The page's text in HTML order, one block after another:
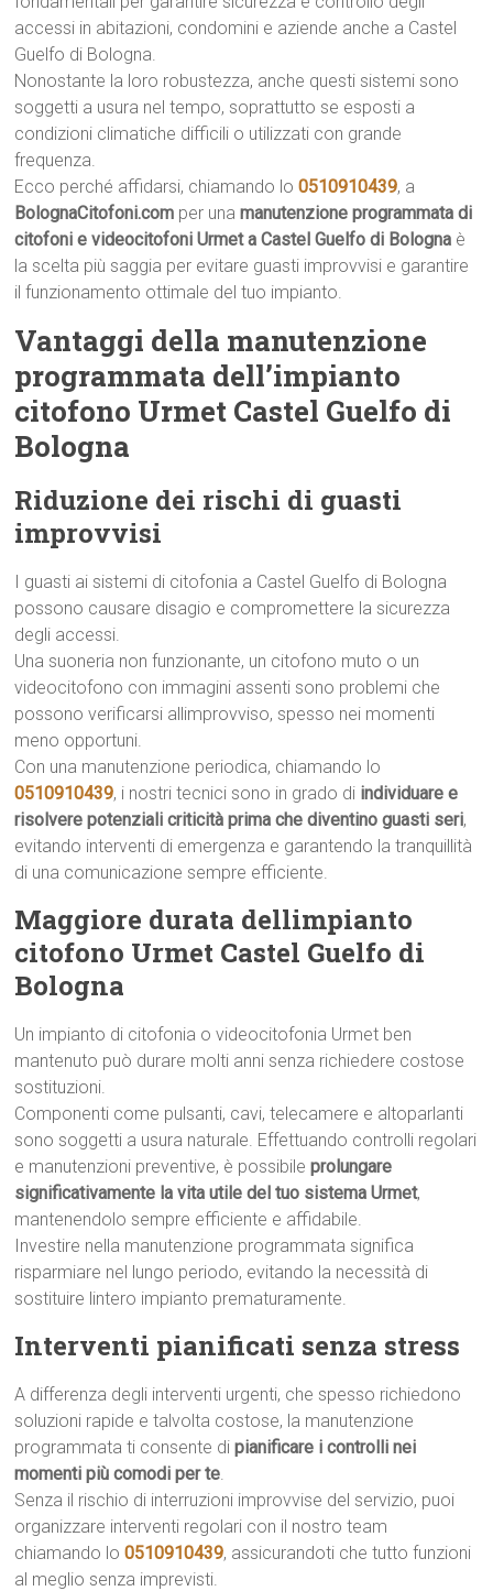
accessi in abitazioni, condomini e aziende anche a Castel
Guelfo di Bologna.
Nonostante la loro robustezza, anche questi sistemi sono
soggetti a usura nel tempo, soprattutto se esposti a
condizioni climatiche difficili o utilizzati con grande
frequenza.
Ecco perché affidarsi, chiamando lo0510910439, a
BolognaCitofoni.com per unamanutenzione programmata di
citofoni e videocitofoni Urmet a Castel Guelfo di Bologna è
la scelta più saggia per evitare guasti improvvisi e garantire
il funzionamento ottimale del tuo impianto.
Vantaggi della manutenzione
programmata dell’impianto
citofono Urmet Castel Guelfo di
Bologna
Riduzione dei rischi di guasti
improvvisi
I guasti ai sistemi di citofonia a Castel Guelfo di Bologna
possono causare disagio e compromettere la sicurezza
degli accessi.
Una suoneria non funzionante, un citofono muto o un
videocitofono con immagini assenti sono problemi che
possono verificarsi allimprovviso, spesso nei momenti
meno opportuni.
Con una manutenzione periodica, chiamando lo
0510910439, i nostri tecnici sono in grado di individuare e
risolvere potenziali criticità prima che diventino guasti seri,
evitando interventi di emergenza e garantendo la tranquillità
di una comunicazione sempre efficiente.
Maggiore durata dellimpianto
citofono Urmet Castel Guelfo di
Bologna
Un impianto di citofonia o videocitofonia Urmet ben
mantenuto può durare molti anni senza richiedere costose
sostituzioni.
Componenti come pulsanti, cavi, telecamere e altoparlanti
sono soggetti a usura naturale. Effettuando controlli regolari
e manutenzioni preventive, è possibileprolungare
significativamente la vita utile del tuo sistema Urmet,
mantenendolo sempre efficiente e affidabile.
Investire nella manutenzione programmata significa
risparmiare nel lungo periodo, evitando la necessità di
sostituire lintero impianto prematuramente.
Interventi pianificati senza stress
A differenza degli interventi urgenti, che spesso richiedono
soluzioni rapide e talvolta costose, la manutenzione
programmata ti consente dipianificare i controlli nei
momenti più comodi per te.
Senza il rischio di interruzioni improvvise del servizio, puoi
organizzare interventi regolari con il nostro team
chiamando lo0510910439, assicurandoti che tutto funzioni
al meglio senza imprevisti.